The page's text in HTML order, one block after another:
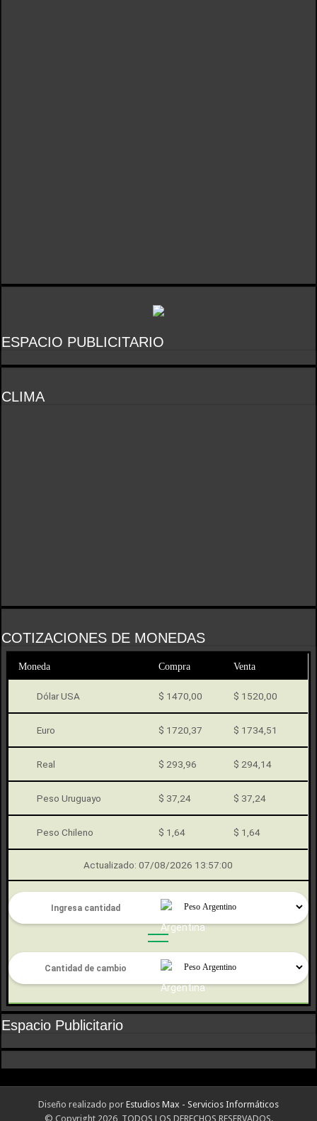
ESPACIO PUBLICITARIO
CLIMA
COTIZACIONES DE MONEDAS
Moneda Compra Venta
Dólar USA $ 1470,00 $ 1520,00
Euro $ 1720,37 $ 1734,51
Real $ 293,96 $ 294,14
Peso Uruguayo $ 37,24 $ 37,24
Peso Chileno $ 1,64 $ 1,64
Actualizado: 07/08/2026 13:57:00
Espacio Publicitario
Diseño realizado por Estudios Max - Servicios Informáticos
© Copyright 2026, TODOS LOS DERECHOS RESERVADOS.